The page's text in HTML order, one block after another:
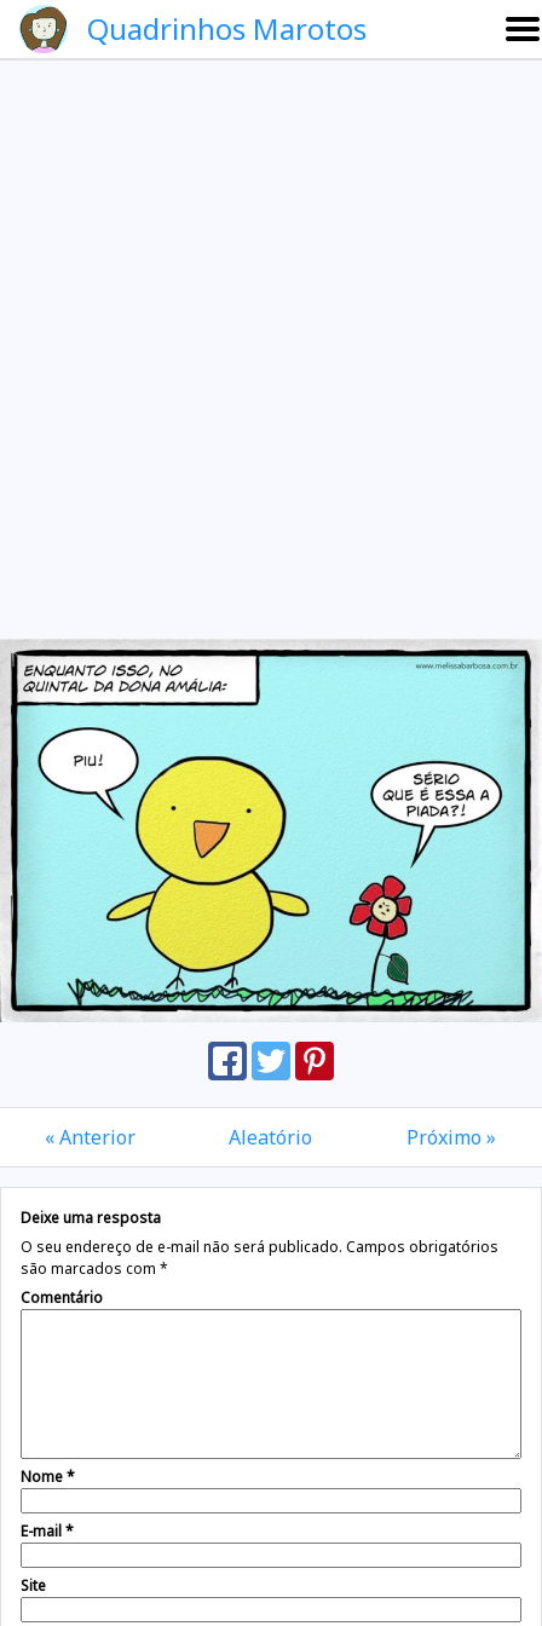
Quadrinhos Marotos
« Anterior Aleatório Próximo »
Deixe uma resposta
O seu endereço de e-mail não será publicado. Campos obrigatórios
são marcados com *
Comentário
Nome*
E-mail*
Site